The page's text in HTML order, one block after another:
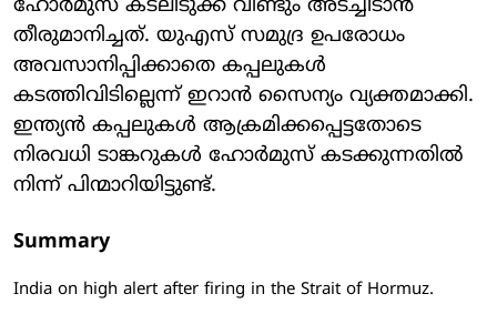
ഹോര്‍മുസ് കടലിടുക്ക് വീണ്ടും അടച്ചിടാന്‍
തീരുമാനിച്ചത്. യുഎസ് സമുദ്ര ഉപരോധം
അവസാനിപ്പിക്കാതെ കപ്പലുകള്‍
കടത്തിവിടില്ലെന്ന് ഇറാന്‍ സൈന്യം വ്യക്തമാക്കി.
ഇന്ത്യന്‍ കപ്പലുകള്‍ ആക്രമിക്കപ്പെട്ടതോടെ
നിരവധി ടാങ്കറുകള്‍ ഹോര്‍മുസ് കടക്കുന്നതില്‍
നിന്ന് പിന്മാറിയിട്ടുണ്ട്.
Summary
India on high alert after firing in the Strait of Hormuz.